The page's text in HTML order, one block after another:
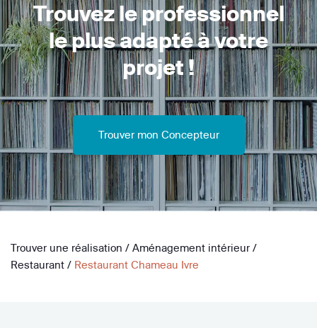
Trouvez le professionnel
le plus adapté à votre
projet !
Trouver mon Concepteur
Trouver une réalisation / Aménagement intérieur /
Restaurant / Restaurant Chameau Ivre